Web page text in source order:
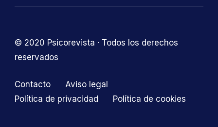
© 2020 Psicorevista · Todos los derechos
reservados
Contacto
Aviso legal
Política de privacidad
Política de cookies